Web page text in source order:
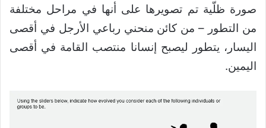
صورة ظلّية تم تصويرها على أنها في مراحل مختلفة
من التطور – من كائن منحني رباعي الأرجل في أقصى
اليسار، يتطور ليصبح إنسانا منتصب القامة في أقصى
اليمين.